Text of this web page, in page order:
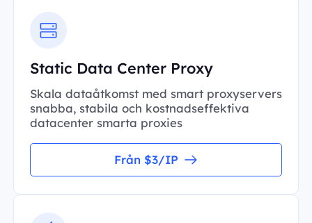
Static Data Center Proxy
Skala dataåtkomst med smart proxyservers
snabba, stabila och kostnadseffektiva
datacenter smarta proxies
Från $3/IP